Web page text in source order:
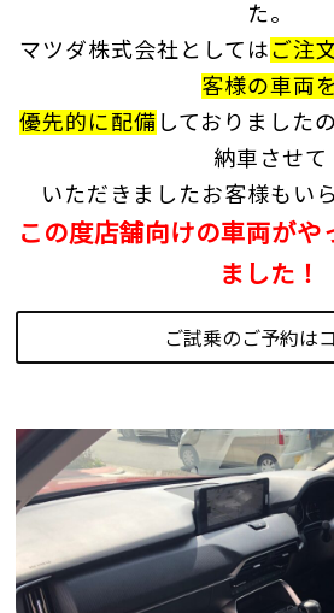
た。
マツダ株式会社としてはご注
客様の車両を
優先的に配備 しておりました
納車 させて
いただきました お客様もい
この度店舗向けの車両がや
ました！
ご試乗のご予約は